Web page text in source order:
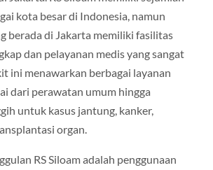
kota besar di Indonesia, namun
berada di Jakarta memiliki fasilitas
dan pelayanan medis yang sangat
ini menawarkan berbagai layanan
dari perawatan umum hingga
untuk kasus jantung, kanker,
organ.
RS Siloam adalah penggunaan